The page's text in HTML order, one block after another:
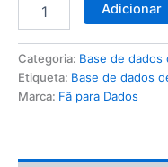
Adicionar
Categoria: Base de
Etiqueta: Base de dados
Marca: Fã para Dados